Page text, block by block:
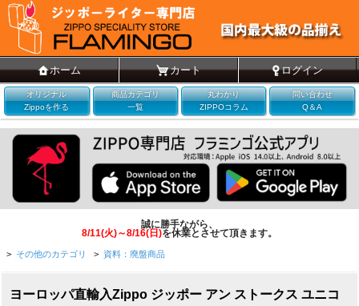
ホーム カート ログイン
オリジナル
Zippoを作る
商品カテゴリ
一覧
丸わかり
ZIPPOコラム
問い合わせ
Q＆A
誠に勝手ながら、
8/11(火)～8/16(日)を休業とさせて頂きます。
> その他のカテゴリ > 資料：廃盤商品
ヨーロッパ直輸入Zippo ジッポー アン ストークス ユニコ